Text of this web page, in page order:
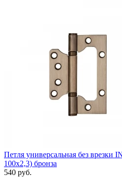
Петля универсальная без врезки
100x2,3) бронза
540 руб.